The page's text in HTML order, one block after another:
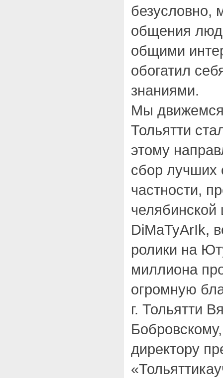
безусловно,
общения
общими
обогатил
знаниями.
Мы
Тольятти
этому
сбор лучших
частности,
DiMaTyArIk,
ролики на
миллиона
огромную
г. Тольятти
директору